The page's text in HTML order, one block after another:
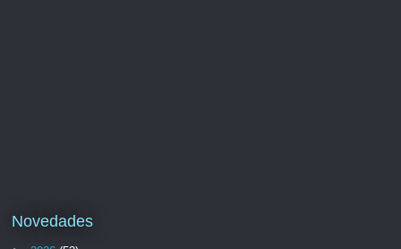
Novedades